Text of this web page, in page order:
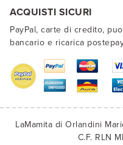
ACQUISTI SICURI
PayPal, carte di credito,
bancario e ricarica
LaMamita di Orlandini
C.F. RLN